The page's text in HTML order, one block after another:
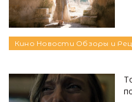
Кино Новости Обзоры и